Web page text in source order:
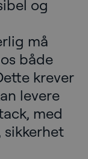
og
må
både
krever
levere
med